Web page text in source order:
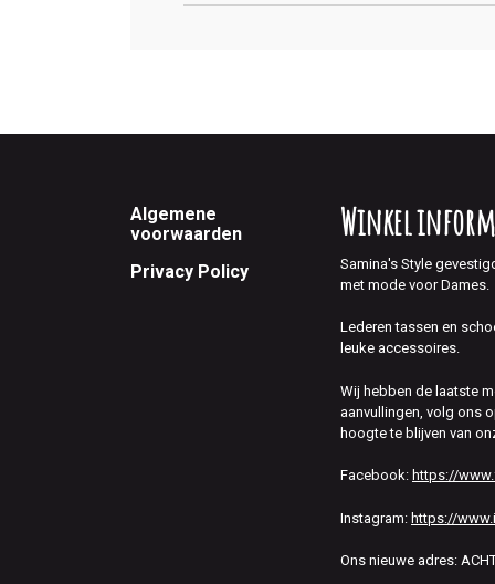
Footer
Algemene
voorwaarden
Privacy Policy
Winkel
Samina's Style
met mode voor Dames.
Lederen tassen en
leuke accessoires.
Wij hebben de laatste
aanvullingen, volg ons
hoogte te blijven van
Facebook: https://
Instagram: https://
Ons nieuwe adres: